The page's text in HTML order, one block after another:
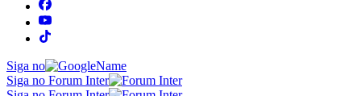
Siga no
Siga no Forum Inter